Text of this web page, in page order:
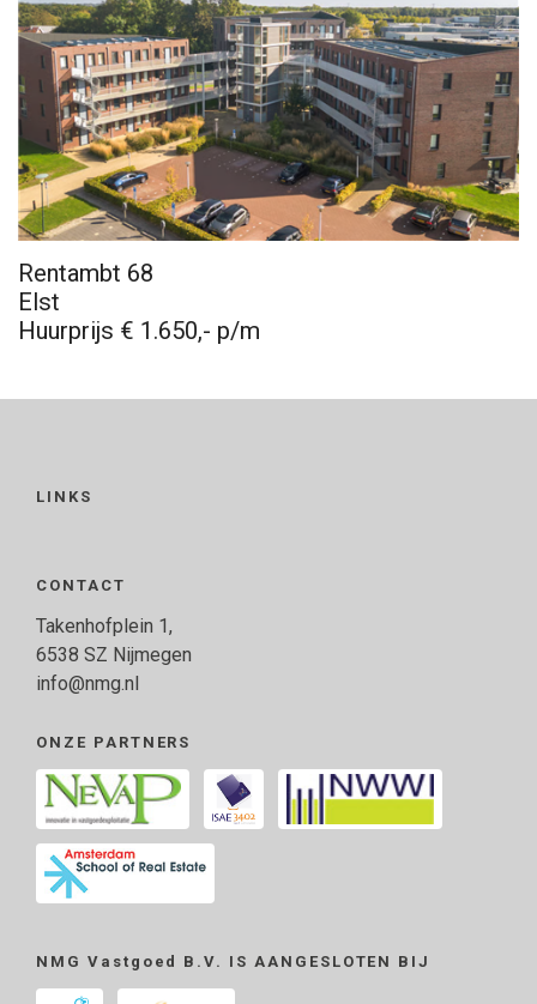
Rentambt 68
Elst
Huurprijs € 1.650,- p/m
LINKS
CONTACT
Takenhofplein 1,
6538 SZ Nijmegen
info@nmg.nl
ONZE PARTNERS
NMG Vastgoed B.V. IS AANGESLOTEN BIJ